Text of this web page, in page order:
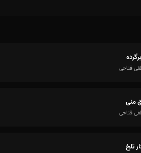
فتاحی
منی
فتاحی
تلخ